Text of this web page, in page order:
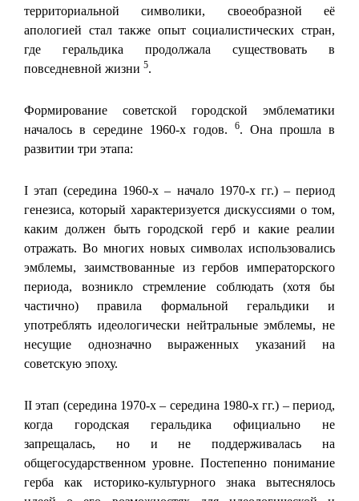
территориальной символики, своеобразной её
апологией стал также опыт социалистических стран,
где геральдика продолжала существовать в
повседневной жизни 5.
Формирование советской городской эмблематики
началось в середине 1960-х годов.
6. Она прошла в
развитии три этапа:
I этап (середина 1960-х – начало 1970-х гг.) – период
генезиса, который характеризуется дискуссиями о том,
каким должен быть городской герб и какие реалии
отражать. Во многих новых символах использовались
эмблемы, заимствованные из гербов императорского
периода, возникло стремление соблюдать (хотя бы
частично) правила формальной геральдики и
употреблять идеологически нейтральные эмблемы, не
несущие однозначно выраженных указаний на
советскую эпоху.
II этап (середина 1970-х – середина 1980-х гг.) – период,
когда городская геральдика официально не
запрещалась, но и не поддерживалась на
общегосударственном уровне. Постепенно понимание
герба как историко-культурного знака вытеснялось